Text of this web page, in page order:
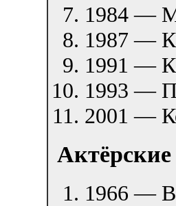
1984 —
1987 —
1991 —
1993 —
2001 —
1966 —